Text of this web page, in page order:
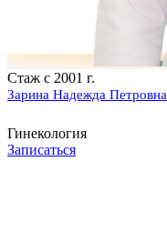
Стаж с 2001 г.
Зарина Надежда Петровна
Гинекология
Записаться